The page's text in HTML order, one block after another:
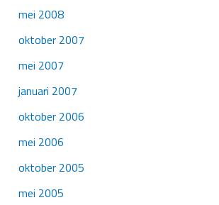
mei 2008
oktober 2007
mei 2007
januari 2007
oktober 2006
mei 2006
oktober 2005
mei 2005